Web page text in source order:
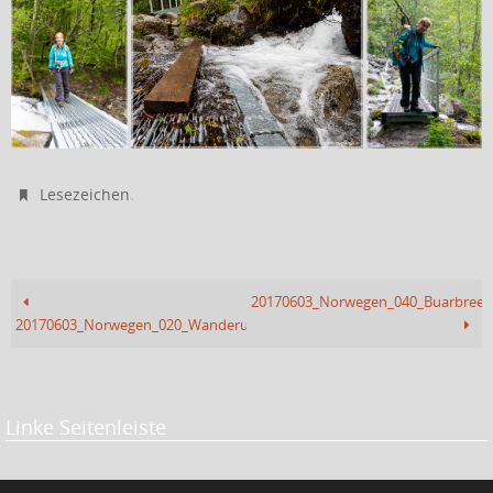
Lesezeichen.
20170603_Norwegen_020_Wanderung
20170603_Norwegen_040_Buarbreen
Linke Seitenleiste